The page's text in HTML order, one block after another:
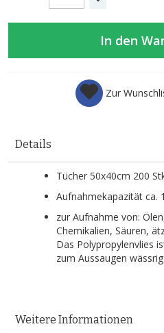
In den
Zur
Details
Tücher 50x40cm 200
Aufnahmekapazität ca.
zur Aufnahme von:
Chemikalien, Säuren,
Das Polypropylenvlies
zum Aussaugen
Weitere Informationen